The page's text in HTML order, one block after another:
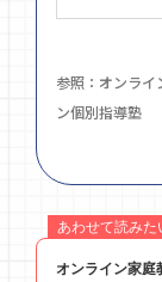
参照： オンライ
ン個別指導塾